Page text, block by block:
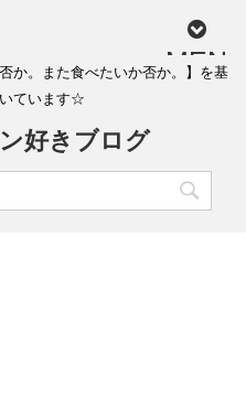
MEN
か。また食べたいか否か。】を基
ています☆
好きブログ